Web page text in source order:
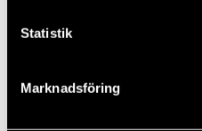
Statistik
Marknadsföring